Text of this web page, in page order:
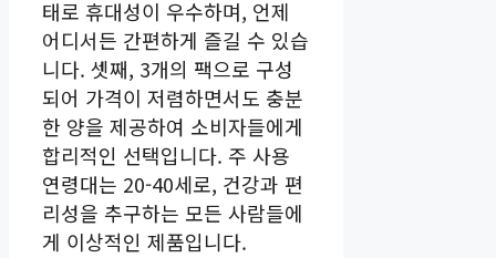
태로 휴대성이 우수하며, 언제
어디서든 간편하게 즐길 수 있습
니다. 셋째, 3개의 팩으로 구성
되어 가격이 저렴하면서도 충분
한 양을 제공하여 소비자들에게
합리적인 선택입니다. 주 사용
연령대는 20-40세로, 건강과 편
리성을 추구하는 모든 사람들에
게 이상적인 제품입니다.